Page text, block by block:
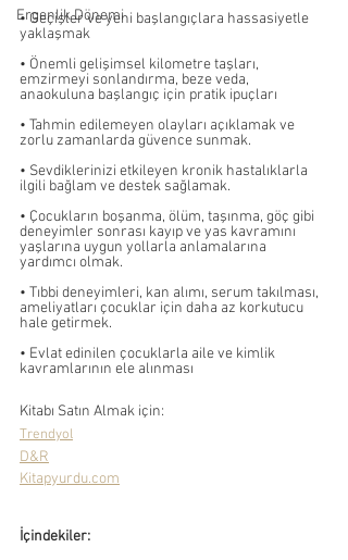
Ergenlik Dönemi
• Geçişler ve yeni başlangıçlara hassasiyetle
yaklaşmak
• Önemli gelişimsel kilometre taşları,
emzirmeyi sonlandırma, beze veda,
anaokuluna başlangıç için pratik ipuçları
• Tahmin edilemeyen olayları açıklamak ve
zorlu zamanlarda güvence sunmak.
• Sevdiklerinizi etkileyen kronik hastalıklarla
ilgili bağlam ve destek sağlamak.
• Çocukların boşanma, ölüm, taşınma, göç gibi
deneyimler sonrası kayıp ve yas kavramını
yaşlarına uygun yollarla anlamalarına
yardımcı olmak.
• Tıbbi deneyimleri, kan alımı, serum takılması,
ameliyatları çocuklar için daha az korkutucu
hale getirmek.
• Evlat edinilen çocuklarla aile ve kimlik
kavramlarının ele alınması
Kitabı Satın Almak için:
Trendyol
D&R
Kitapyurdu.com
İçindekiler: